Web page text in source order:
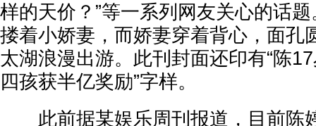
样的天价？”等一系列网友关心的话
搂着小娇妻，而娇妻穿着背心，面孔
太湖浪漫出游。此刊封面还印有“陈
四孩获半亿奖励”字样。
此前据某娱乐周刊报道，目前陈